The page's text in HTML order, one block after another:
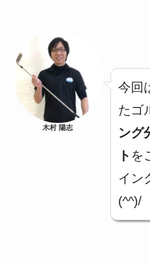
木村 陽志
今回
たゴ
ング
ト を
イン
(^^)/